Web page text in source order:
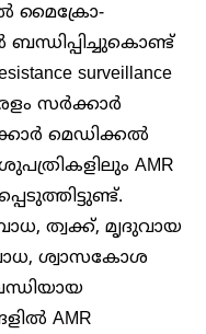
മൈക്രോ-
surveillance
സർക്കാർ
മെഡിക്കൽ
AMR
ത്വക്ക്, മൃദുവായ
ശ്വാസകോശ
AMR